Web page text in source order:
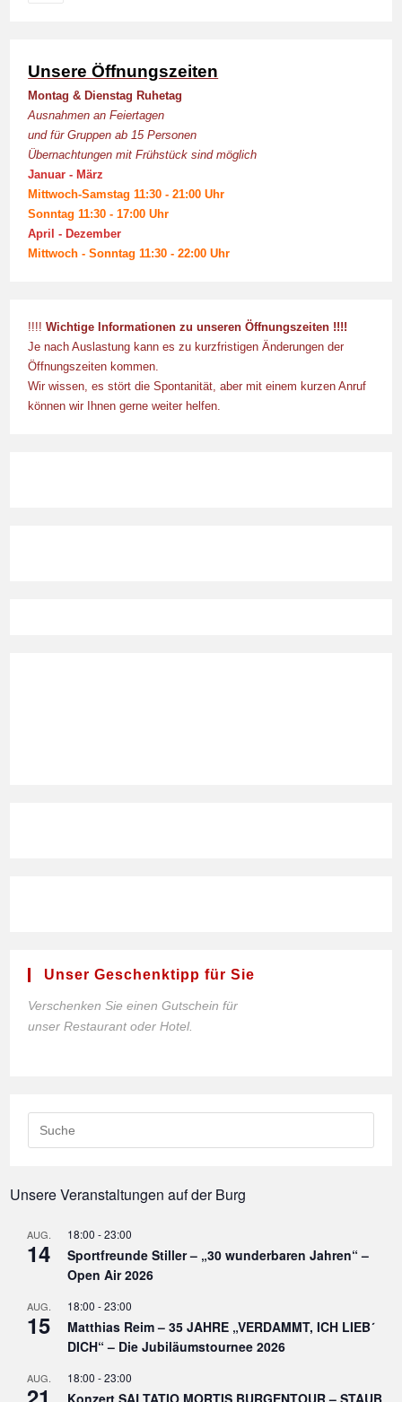
Unsere Öffnungszeiten
Montag & Dienstag Ruhetag
Ausnahmen an Feiertagen
und für Gruppen ab 15 Personen
Übernachtungen mit Frühstück sind möglich
Januar - März
Mittwoch-Samstag 11:30 - 21:00 Uhr
Sonntag 11:30 - 17:00 Uhr
April - Dezember
Mittwoch - Sonntag 11:30 - 22:00 Uhr
!!!!Wichtige Informationen zu unseren Öffnungszeiten !!!!
Je nach Auslastung kann es zu kurzfristigen Änderungen der
Öffnungszeiten kommen.
Wir wissen, es stört die Spontanität, aber mit einem kurzen Anruf
können wir Ihnen gerne weiter helfen.
Unser Geschenktipp für Sie
Verschenken Sie einen Gutschein für
unser Restaurant oder Hotel.
Unsere Veranstaltungen auf der Burg
AUG.
14
18:00 -23:00
Sportfreunde Stiller – „30 wunderbaren Jahren“ –
Open Air 2026
AUG.
15
18:00 -23:00
Matthias Reim – 35 JAHRE „VERDAMMT, ICH LIEB´
DICH“ – Die Jubiläumstournee 2026
AUG. 18:00 -23:00